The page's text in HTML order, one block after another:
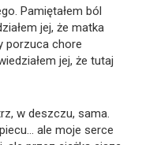
Pamiętałem ból
jej, że matka
porzuca chore
jej, że tutaj
w deszczu, sama.
ale moje serce